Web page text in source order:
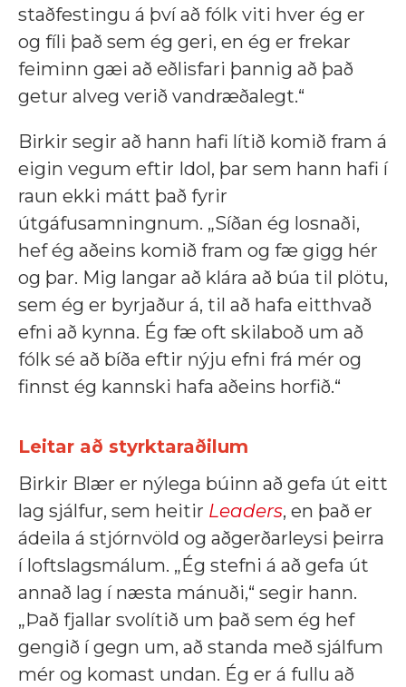
staðfestingu á því að fólk viti hver ég er
og fíli það sem ég geri, en ég er frekar
feiminn gæi að eðlisfari þannig að það
getur alveg verið vandræðalegt.“
Birkir segir að hann hafi lítið komið fram á
eigin vegum eftir Idol, þar sem hann hafi í
raun ekki mátt það fyrir
útgáfusamningnum. „Síðan ég losnaði,
hef ég aðeins komið fram og fæ gigg hér
og þar. Mig langar að klára að búa til plötu,
sem ég er byrjaður á, til að hafa eitthvað
efni að kynna. Ég fæ oft skilaboð um að
fólk sé að bíða eftir nýju efni frá mér og
finnst ég kannski hafa aðeins horfið.“
Leitar að styrktaraðilum
Birkir Blær er nýlega búinn að gefa út eitt
lag sjálfur, sem heitir Leaders, en það er
ádeila á stjórnvöld og aðgerðarleysi þeirra
í loftslagsmálum. „Ég stefni á að gefa út
annað lag í næsta mánuði,“ segir hann.
„Það fjallar svolítið um það sem ég hef
gengið í gegn um, að standa með sjálfum
mér og komast undan. Ég er á fullu að